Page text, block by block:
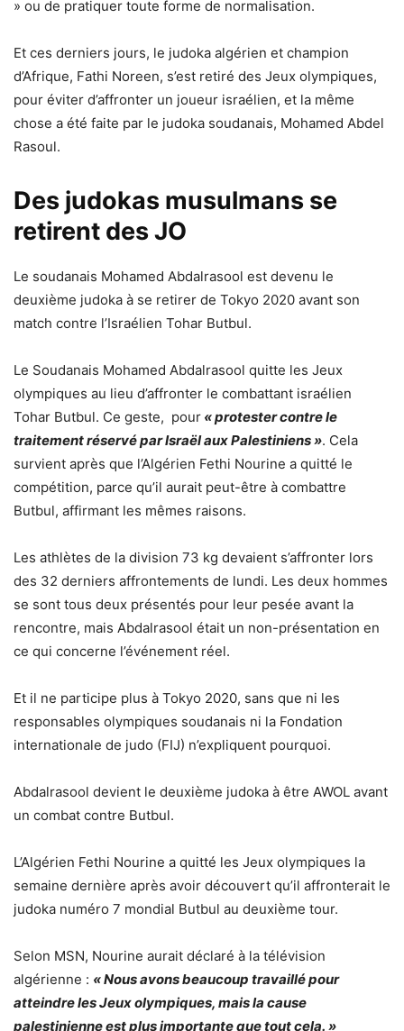
» ou de pratiquer toute forme de normalisation.
Et ces derniers jours, le judoka algérien et champion
d’Afrique, Fathi Noreen, s’est retiré des Jeux olympiques,
pour éviter d’affronter un joueur israélien, et la même
chose a été faite par le judoka soudanais, Mohamed Abdel
Rasoul.
Des judokas musulmans se
retirent des JO
Le soudanais Mohamed Abdalrasool est devenu le
deuxième judoka à se retirer de Tokyo 2020 avant son
match contre l’Israélien Tohar Butbul.
Le Soudanais Mohamed Abdalrasool quitte les Jeux
olympiques au lieu d’affronter le combattant israélien
Tohar Butbul. Ce geste, pour « protester contre le
traitement réservé par Israël aux Palestiniens ». Cela
survient après que l’Algérien Fethi Nourine a quitté le
compétition, parce qu’il aurait peut-être à combattre
Butbul, affirmant les mêmes raisons.
Les athlètes de la division 73 kg devaient s’affronter lors
des 32 derniers affrontements de lundi. Les deux hommes
se sont tous deux présentés pour leur pesée avant la
rencontre, mais Abdalrasool était un non-présentation en
ce qui concerne l’événement réel.
Et il ne participe plus à Tokyo 2020, sans que ni les
responsables olympiques soudanais ni la Fondation
internationale de judo (FIJ) n’expliquent pourquoi.
Abdalrasool devient le deuxième judoka à être AWOL avant
un combat contre Butbul.
L’Algérien Fethi Nourine a quitté les Jeux olympiques la
semaine dernière après avoir découvert qu’il affronterait le
judoka numéro 7 mondial Butbul au deuxième tour.
Selon MSN, Nourine aurait déclaré à la télévision
algérienne : « Nous avons beaucoup travaillé pour
atteindre les Jeux olympiques, mais la cause
palestinienne est plus importante que tout cela. »